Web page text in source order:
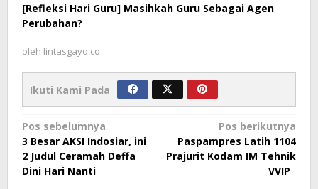
[Refleksi Hari Guru] Masihkah Guru Sebagai Agen
Perubahan?
oleh lintasgayo.co
Ikuti Kami Pada
Navigasi
pos
Pos sebelumnya
3 Besar AKSI Indosiar, ini
2 Judul Ceramah Deffa
Dini Hari Nanti
Pos berikutnya
Paspampres Latih 1104
Prajurit Kodam IM Tehnik
VVIP